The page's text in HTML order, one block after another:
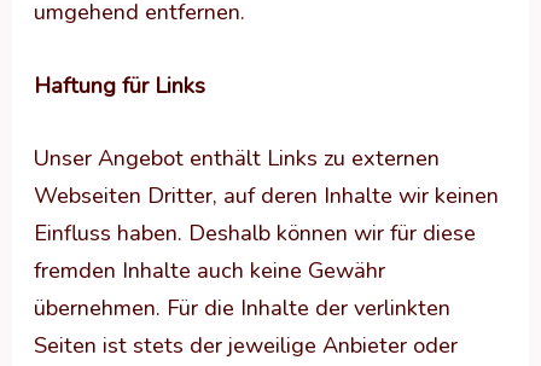
umgehend entfernen.
Haftung für Links
Unser Angebot enthält Links zu externen
Webseiten Dritter, auf deren Inhalte wir keinen
Einfluss haben. Deshalb können wir für diese
fremden Inhalte auch keine Gewähr
übernehmen. Für die Inhalte der verlinkten
Seiten ist stets der jeweilige Anbieter oder